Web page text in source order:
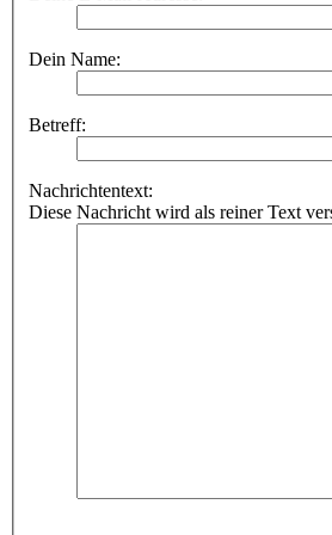
Dein Name:
Betreff:
Nachrichtentext:
Diese Nachricht wird als reiner Text